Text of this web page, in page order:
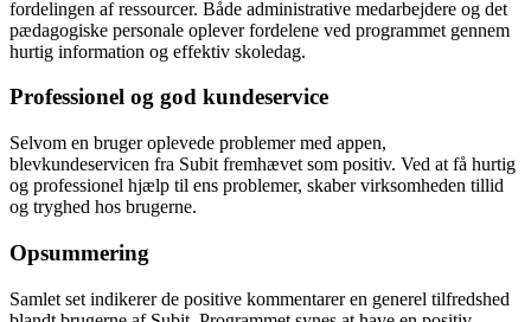
fordelingen af ressourcer. Både administrative medarbejdere og det
pædagogiske personale oplever fordelene ved programmet gennem
hurtig information og effektiv skoledag.
Professionel og god kundeservice
Selvom en bruger oplevede problemer med appen,
blevkundeservicen fra Subit fremhævet som positiv. Ved at få hurtig
og professionel hjælp til ens problemer, skaber virksomheden tillid
og tryghed hos brugerne.
Opsummering
Samlet set indikerer de positive kommentarer en generel tilfredshed